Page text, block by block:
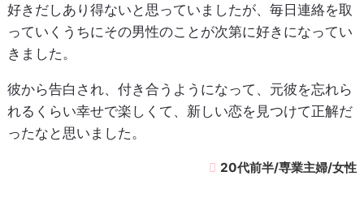
好きだしあり得ないと思っていましたが、毎日連絡を取
っていくうちにその男性のことが次第に好きになってい
きました。
彼から告白され、付き合うようになって、元彼を忘れら
れるくらい幸せで楽しくて、新しい恋を見つけて正解だ
ったなと思いました。
20代前半/専業主婦/女性